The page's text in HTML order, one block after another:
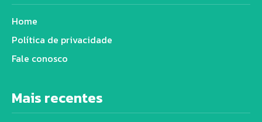
Home
Política de privacidade
Fale conosco
Mais recentes